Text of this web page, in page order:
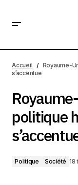
s’accentue
Accueil
Royaume-
s’accentue
politique
Politique Société 18